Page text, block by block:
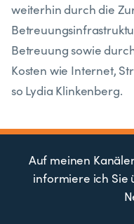
weiterhin durch die
Betreuung sowie
Kosten wie Internet,
so Lydia Klinkenberg.
Auf meinen
informiere ich Sie